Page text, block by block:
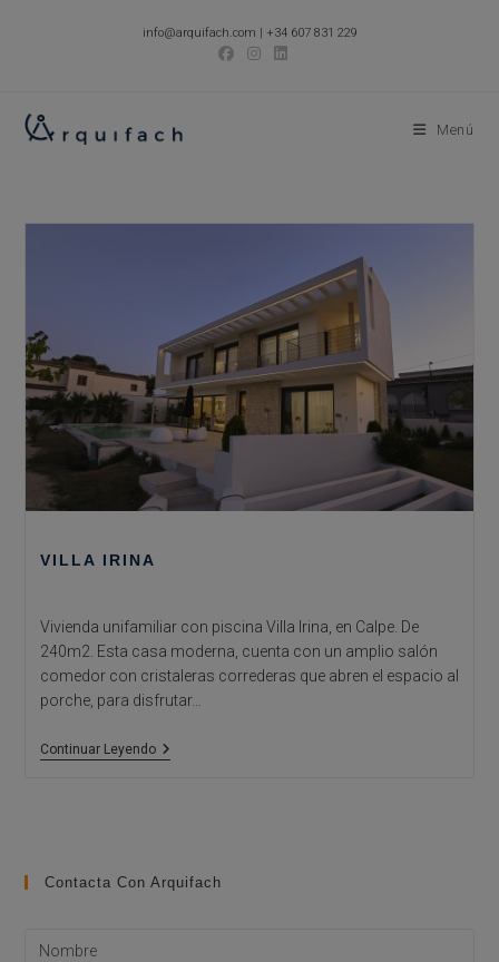
info@arquifach.com | +34 607 831 229
Menú
VILLA IRINA
Vivienda unifamiliar con piscina Villa Irina, en Calpe. De
240m2. Esta casa moderna, cuenta con un amplio salón
comedor con cristaleras correderas que abren el espacio al
porche, para disfrutar…
Continuar LeyendoVilla
Contacta Con Arquifach